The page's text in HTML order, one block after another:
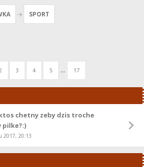
SPORT
3 4 5 ... 17
chetny zeby dzis troche
pilke?:)
2017, 20:13